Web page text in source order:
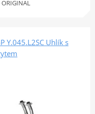
ORIGINAL
Y.045.L2SC Uhlík s